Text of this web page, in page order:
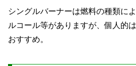
シングルバーナーは燃料の種類に
ルコール等がありますが、個人的は
おすすめ。